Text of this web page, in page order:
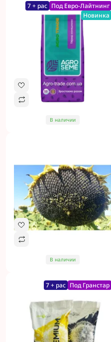
7 + рас Под Евро-Лайтнинг
Новинка
В наличии
В наличии
7 + рас Под Гранстар